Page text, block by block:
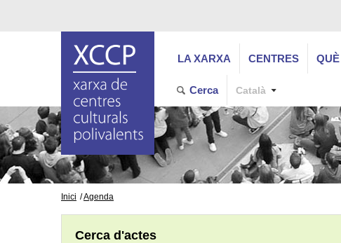
LA XARXA CENTRES
Cerca Català
Inici Agenda
Cerca d'actes